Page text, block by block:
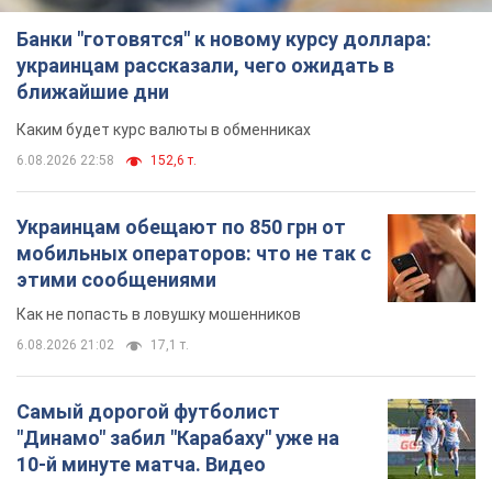
Банки "готовятся" к новому курсу доллара:
украинцам рассказали, чего ожидать в
ближайшие дни
Каким будет курс валюты в обменниках
6.08.2026 22:58 152,6 т.
Украинцам обещают по 850 грн от
мобильных операторов: что не так с
этими сообщениями
Как не попасть в ловушку мошенников
6.08.2026 21:02 17,1 т.
Самый дорогой футболист
"Динамо" забил "Карабаху" уже на
10-й минуте матча. Видео